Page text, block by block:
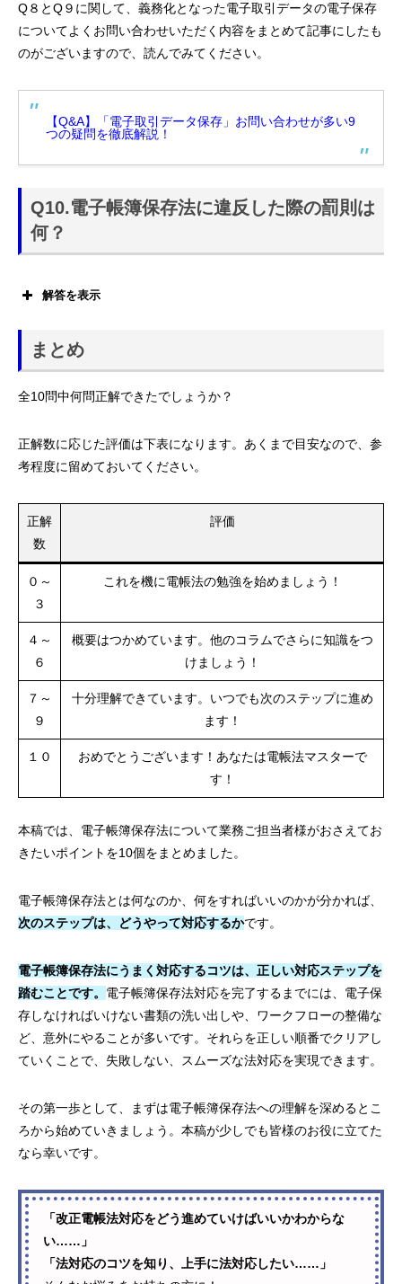
基本的に7年間の
保管義務があります。
Q８とQ９に関して、義務化となった電子取引データの電子保存
についてよくお問い合わせいただく内容をまとめて記事にしたも
のがございますので、読んでみてください。
【Q&A】「電子取引データ保存」お問い合わせが多い9
つの疑問を徹底解説！
Q10.電子帳簿保存法に違反した際の罰則は
何？
解答を表示
れる可能性があります。
帳簿書類を提示しない場合
隠蔽又は仮装を行った場合
保存した取引書類の電子
データの改ざんや隠蔽が見つかった場合は、通常の追徴課税
35%にさらに10%が加重された重加算税が課されます。
まとめ
全10問中何問正解できたでしょうか？
正解数に応じた評価は下表になります。あくまで目安なので、参
考程度に留めておいてください。
正解
数
評価
０～
３
これを機に電帳法の勉強を始めましょう！
４～
６
概要はつかめています。他のコラムでさらに知識をつ
けましょう！
７～
９
十分理解できています。いつでも次のステップに進め
ます！
１０
おめでとうございます！あなたは電帳法マスターで
す！
本稿では、電子帳簿保存法について業務ご担当者様がおさえてお
きたいポイントを10個をまとめました。
電子帳簿保存法とは何なのか、何をすればいいのかが分かれば、
次のステップは、どうやって対応するかです。
電子帳簿保存法にうまく対応するコツは、正しい対応ステップを
踏むことです。 電子帳簿保存法対応を完了するまでには、電子保
存しなければいけない書類の洗い出しや、ワークフローの整備な
ど、意外にやることが多いです。それらを正しい順番でクリアし
ていくことで、失敗しない、スムーズな法対応を実現できます。
その第一歩として、まずは電子帳簿保存法への理解を深めるとこ
ろから始めていきましょう。本稿が少しでも皆様のお役に立てた
なら幸いです。
「改正電帳法対応をどう進めていけばいいかわからな
い……」
「法対応のコツを知り、上手に法対応したい……」